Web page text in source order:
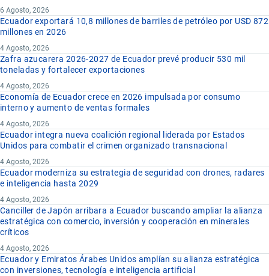
6 Agosto, 2026
Ecuador exportará 10,8 millones de barriles de petróleo por USD 872
millones en 2026
4 Agosto, 2026
Zafra azucarera 2026-2027 de Ecuador prevé producir 530 mil
toneladas y fortalecer exportaciones
4 Agosto, 2026
Economía de Ecuador crece en 2026 impulsada por consumo
interno y aumento de ventas formales
4 Agosto, 2026
Ecuador integra nueva coalición regional liderada por Estados
Unidos para combatir el crimen organizado transnacional
4 Agosto, 2026
Ecuador moderniza su estrategia de seguridad con drones, radares
e inteligencia hasta 2029
4 Agosto, 2026
Canciller de Japón arribara a Ecuador buscando ampliar la alianza
estratégica con comercio, inversión y cooperación en minerales
críticos
4 Agosto, 2026
Ecuador y Emiratos Árabes Unidos amplían su alianza estratégica
con inversiones, tecnología e inteligencia artificial